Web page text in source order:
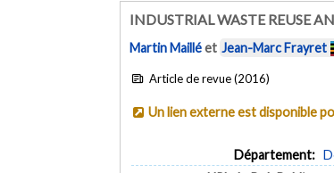
INDUSTRIAL WASTE REUSE
Martin Mailléet Jean-Marc Frayret
Article de revue (2016)
Un lien externe est disponible
Département: